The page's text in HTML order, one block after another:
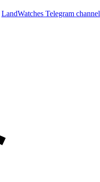
LandWatches Telegram channel